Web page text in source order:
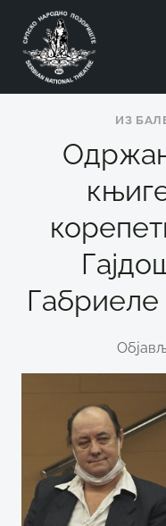
content
ИЗ
Габриеле